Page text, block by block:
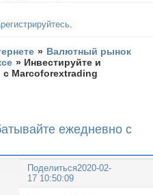
» Валютный рынок
» Инвестируйте и
с Marcoforextrading
ежедневно с
Поделиться2020-02-
17 10:50:09